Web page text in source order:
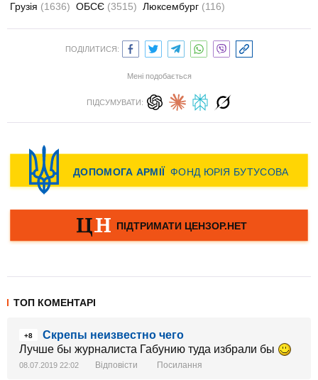
Грузія (1636) ОБСЄ (3515) Люксембург (116)
ПОДІЛИТИСЯ:
Мені подобається
ПІДСУМУВАТИ:
ТОП КОМЕНТАРІ
+8
Скрепы неизвестно чего
Лучше бы журналиста Габунию туда избрали бы
08.07.2019 22:02 Відповісти Посилання